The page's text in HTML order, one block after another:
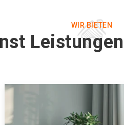
WIR BIETEN